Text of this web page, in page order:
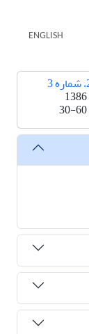
ENGLISH
30-60